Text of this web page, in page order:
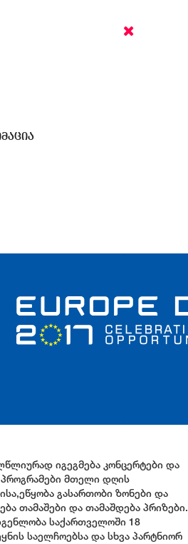
იგეგმება კონცერტები და
პროგრამები მთელი დღის
გასართობი ზონები და
თამაშები და თამაშდება პრიზები.
საქართველოში 18
საელჩოებსა და სხვა პარტნიორ